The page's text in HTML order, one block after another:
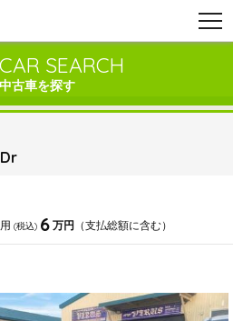
CAR SEARCH
中古車を探す
(税込) 6万円 （支払総額に含む）